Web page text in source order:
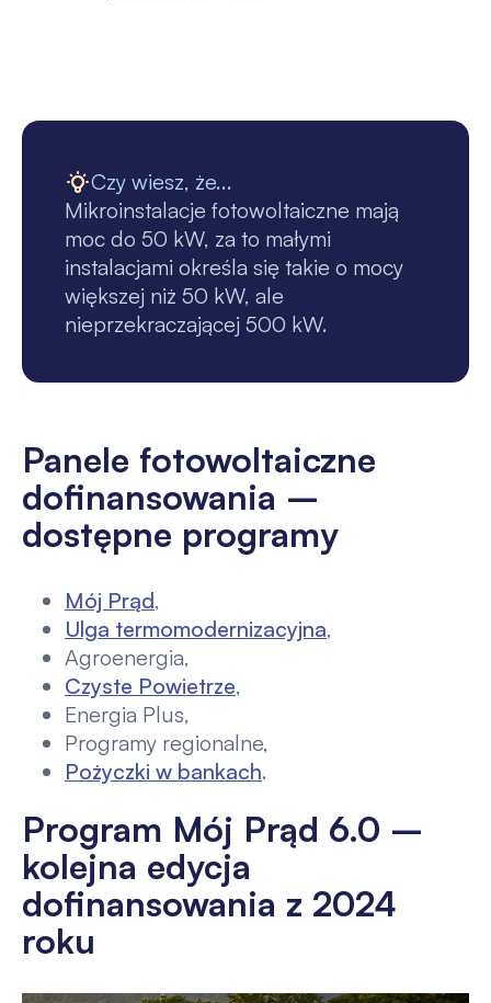
Czy wiesz, że...
Mikroinstalacje fotowoltaiczne mają
moc do 50 kW, za to małymi
instalacjami określa się takie o mocy
większej niż 50 kW, ale
nieprzekraczającej 500 kW.
Panele fotowoltaiczne
dofinansowania –
dostępne programy
Mój Prąd,
Ulga termomodernizacyjna,
Agroenergia,
Czyste Powietrze,
Energia Plus,
Programy regionalne,
Pożyczki w bankach.
Program Mój Prąd 6.0 –
kolejna edycja
dofinansowania z 2024
roku